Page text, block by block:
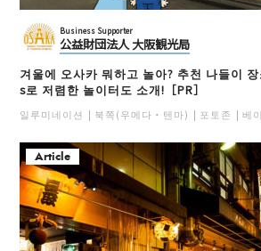
Business Supporter
公益財団法人 大阪観光局
겨울에 오사카 뭐하고 놀아? 추천 나들이
s로 저렴한 놀이터도 소개!［PR］
일루미네이션 북쪽(우메다・텐마) 포토존 베
Article